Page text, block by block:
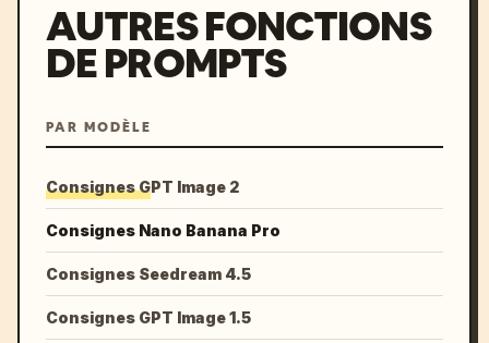
AUTRES FONCTIONS
DE PROMPTS
PAR MODÈLE
Consignes GPT Image 2
Consignes Nano Banana Pro
Consignes Seedream 4.5
Consignes GPT Image 1.5